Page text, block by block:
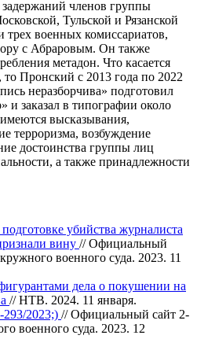
членов группы
Тульской и Рязанской
трех военных комиссариатов,
с Абраровым. Он также
метадон. Что касается
Пронский с 2013 года по 2022
неразборчива» подготовил
и заказал в типографии около
высказывания,
терроризма, возбуждение
достоинства группы лиц
а также принадлежности
убийства журналиста
вину // Официальный
военного суда. 2023. 11
дела о покушении на
// НТВ. 2024. 11 января.
2023;) // Официальный сайт 2-
военного суда. 2023. 12